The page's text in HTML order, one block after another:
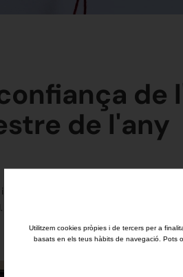
de
de l'any
Clima Empresarial constata un
Utilitzem cookies pròpies i de tercers per a
basats en els teus hàbits de navegació. Pots